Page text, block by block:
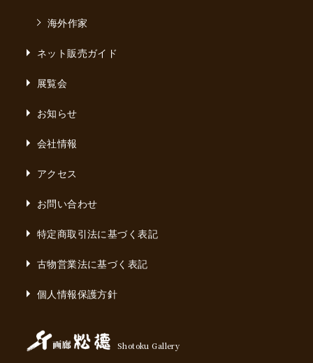
海外作家
ネット販売ガイド
展覧会
お知らせ
会社情報
アクセス
お問い合わせ
特定商取引法に基づく表記
古物営業法に基づく表記
個人情報保護方針
Shotoku Gallery